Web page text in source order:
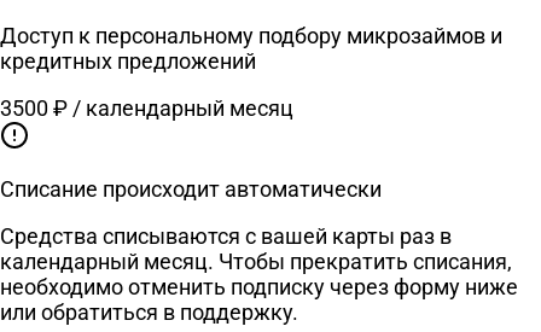
Доступ к персональному подбору микрозаймов и
кредитных предложений
3500 ₽/ календарный месяц
Списание происходит автоматически
Средства списываются с вашей карты раз в
календарный месяц. Чтобы прекратить списания,
необходимо отменить подписку через форму ниже
или обратиться в поддержку.